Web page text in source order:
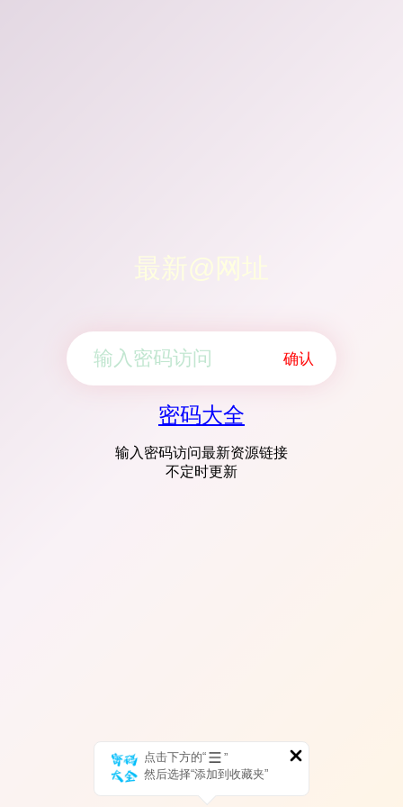
确认
密码大全
输入密码访问最新资源链接
不定时更新
点击下方的“
”
然后选择“添加到收藏夹”